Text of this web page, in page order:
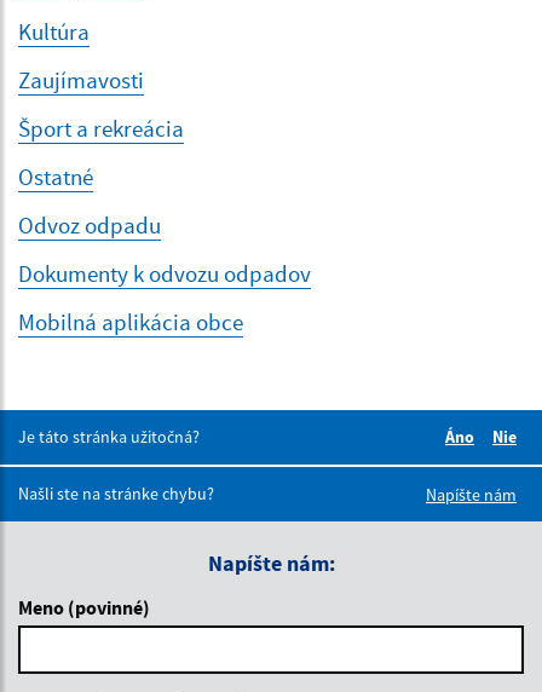
Kultúra
Zaujímavosti
Šport a rekreácia
Ostatné
Odvoz odpadu
Dokumenty k odvozu odpadov
Mobilná aplikácia obce
Je táto stránka užitočná?
Áno
Nie
Našli ste na stránke chybu?
Napíšte nám
Napíšte nám:
Meno (povinné)